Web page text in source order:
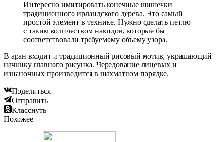
Интересно имитировать конечные шишечки
традиционного ирландского дерева. Это самый
простой элемент в технике. Нужно сделать петлю
с таким количеством накидов, которые бы
соответствовали требуемому объему узора.
В аран входит и традиционный рисовый мотив, украшающий
начинку главного рисунка. Чередование лицевых и
изнаночных производится в шахматном порядке.
Поделиться
Отправить
Класснуть
Похожее